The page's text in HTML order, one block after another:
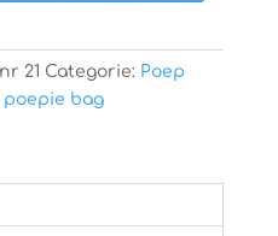
21 Categorie: Poep
poepie bag